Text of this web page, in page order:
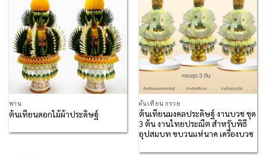
พาน
ต้นเทียนดอกไม้ผ้าประดิษฐ์
ต้นเทียน กรวย
ต้นเทียนมงคลประดิษฐ์ งานบวช ชุด
3 ต้น งานไทยประณีต สำหรับพิธี
อุปสมบท ขบวนแห่นาค เครื่องบวช